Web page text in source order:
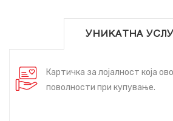
УНИКАТНА
Картичка за лојалност која
поволности при купување.